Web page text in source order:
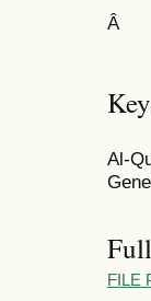
Â
Al-
FILE